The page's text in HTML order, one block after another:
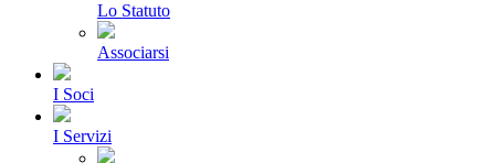
Lo Statuto
Associarsi
I Soci
I Servizi